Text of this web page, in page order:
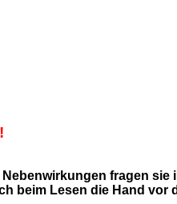
fragen
beim Lesen die Hand vor